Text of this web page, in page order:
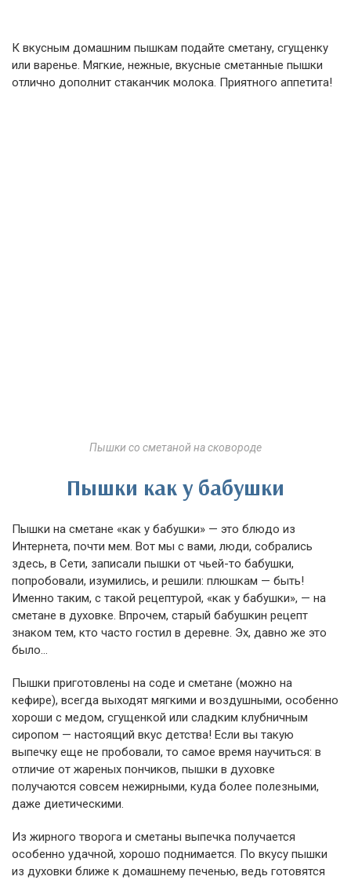
К вкусным домашним пышкам подайте сметану, сгущенку
или варенье. Мягкие, нежные, вкусные сметанные пышки
отлично дополнит стаканчик молока. Приятного аппетита!
Пышки со сметаной на сковороде
Пышки как у бабушки
Пышки на сметане «как у бабушки» — это блюдо из
Интернета, почти мем. Вот мы с вами, люди, собрались
здесь, в Сети, записали пышки от чьей-то бабушки,
попробовали, изумились, и решили: плюшкам — быть!
Именно таким, с такой рецептурой, «как у бабушки», — на
сметане в духовке. Впрочем, старый бабушкин рецепт
знаком тем, кто часто гостил в деревне. Эх, давно же это
было…
Пышки приготовлены на соде и сметане (можно на
кефире), всегда выходят мягкими и воздушными, особенно
хороши с медом, сгущенкой или сладким клубничным
сиропом — настоящий вкус детства! Если вы такую
выпечку еще не пробовали, то самое время научиться: в
отличие от жареных пончиков, пышки в духовке
получаются совсем нежирными, куда более полезными,
даже диетическими.
Из жирного творога и сметаны выпечка получается
особенно удачной, хорошо поднимается. По вкусу пышки
из духовки ближе к домашнему печенью, ведь готовятся